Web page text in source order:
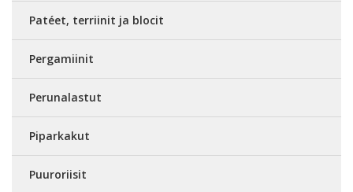
Patéet, terriinit ja blocit
Pergamiinit
Perunalastut
Piparkakut
Puuroriisit